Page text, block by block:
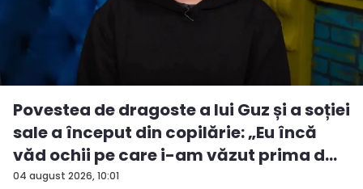
04 august 2026, 10:01
Povestea de dragoste a lui Guz și a soției
sale a început din copilărie: „Eu încă
văd ochii pe care i-am văzut prima d...